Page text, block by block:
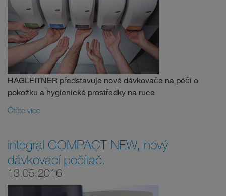
HAGLEITNER představuje nové dávkovače na péči o
pokožku a hygienické prostředky na ruce
Čtěte více
integral COMPACT NEW, nový
dávkovací počítač.
13.05.2016